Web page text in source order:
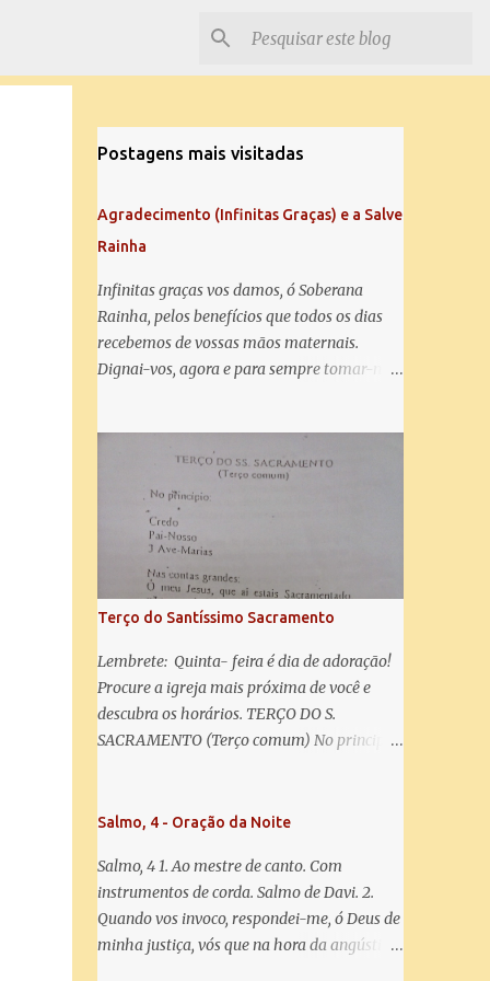
Postagens mais visitadas
Agradecimento (Infinitas Graças) e a Salve
Rainha
Infinitas graças vos damos, ó Soberana
Rainha, pelos benefícios que todos os dias
recebemos de vossas mãos maternais.
Dignai-vos, agora e para sempre tomar-nos
Salve Rainha: Salve Rainha , Mãe de
misericórdia, vida, doçura, esperança nossa,
salve! A vós bradamos os degredados filhos
de Eva, a vós suspiramos, gemendo e
chorando neste vale de lágrimas. Eia, pois,
Advogada nossa, estes vossos olhos
misericordiosos a nós volvei, e depois deste
desterro, mostrai-nos Jesus. Bendito é o
fruto do vosso ventre, ó clemente, ó piedosa,
ó doce e sempre Virgem Maria. Rogai por
nós Santa Mãe de Deus. Para que sejamos
dignos das promessas de Cristo. Amém.
Terço do Santíssimo Sacramento
Lembrete: Quinta- feira é dia de adoração!
Procure a igreja mais próxima de você e
descubra os horários. TERÇO DO S.
SACRAMENTO (Terço comum) No principio:
Sacramentado, não permitais que eu viva
coração ao Vosso e o Vosso ao meu, e, nem
sem Vós morra eu! Nas contas pequenas:
Sacramento de Amor! Misericórdia Senhor!
Glória ao Pai: Cristo pão da vida e remédio
Salmo, 4 - Oração da Noite
Salmo, 4 1. Ao mestre de canto. Com
instrumentos de corda. Salmo de Davi. 2.
Quando vos invoco, respondei-me, ó Deus de
minha justiça, vós que na hora da angústia